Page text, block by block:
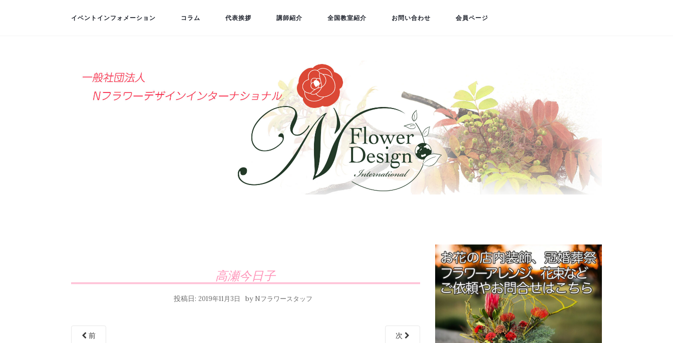
イベントインフォメーション コラム 代表挨拶 講師紹介 全国教室紹介 お問い合わせ 会員ページ
高瀬今日子
投稿日: 2019年11月3日 by Nフラワースタッフ
前 次